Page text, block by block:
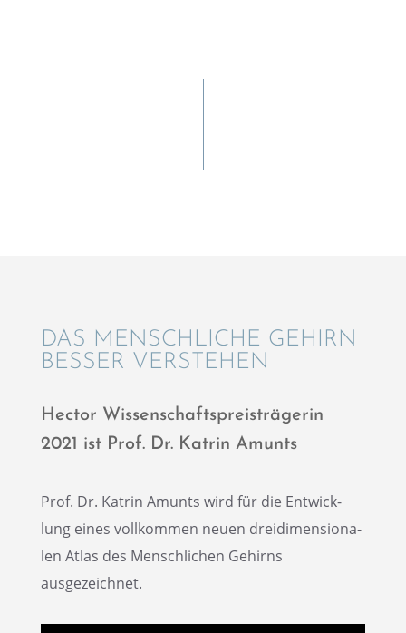
DAS MENSCH­LI­CHE GEHIRN
BESSER VERSTEHEN
Hector Wissen­schafts­preis­trä­ge­rin
2021 ist Prof. Dr. Katrin Amunts
Prof. Dr. Katrin Amunts wird für die Entwick­
lung eines vollkom­men neuen dreidi­men­sio­na­
len Atlas des Mensch­li­chen Gehirns
ausgezeichnet.